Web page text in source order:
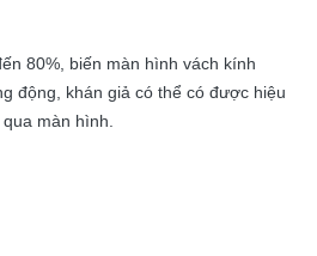
80%, biến màn hình vách kính
động, khán giả có thể có được hiệu
màn hình.